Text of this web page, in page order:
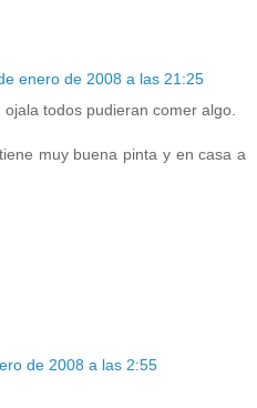
enero de 2008 a las 21:25
todos pudieran comer algo.
muy buena pinta y en casa a
de 2008 a las 2:55